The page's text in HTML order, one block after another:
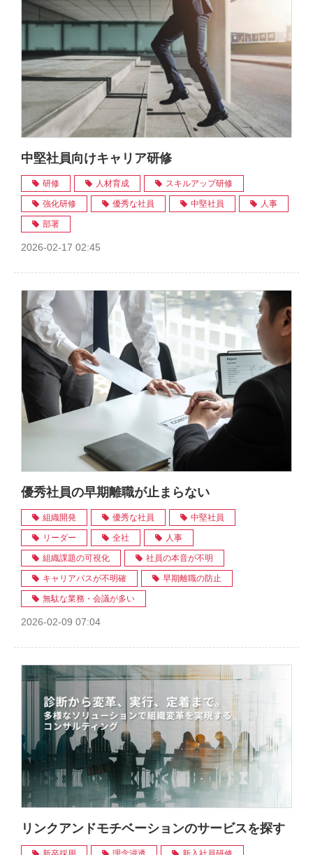
中堅社員向けキャリア研修
研修 人材育成 スキルアップ研修
強化研修 優秀な社員 中堅社員 人事
部署
2026-02-17 02:45
優秀社員の早期離職が止まらない
組織開発 優秀な社員 中堅社員
リーダー 全社 人事
組織課題の可視化 社員の本音が不明
キャリアパスが不明確 早期離職の防止
無駄な業務・会議が多い
2026-02-09 07:04
リンクアンドモチベーションのサービスを探す